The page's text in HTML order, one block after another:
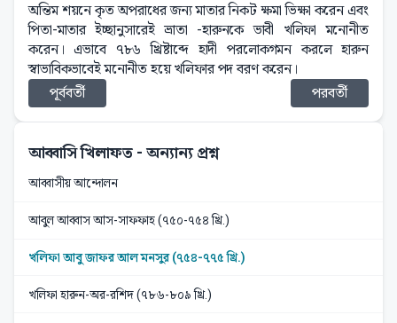
অন্তিম শয়নে কৃত অপরাধের জন্য মাতার নিকট ক্ষমা ভিক্ষা করেন এবং
পিতা-মাতার ইচ্ছানুসারেই ভ্রাতা -হারুনকে ভাবী খলিফা মনোনীত
করেন। এভাবে ৭৮৬ খ্রিষ্টাব্দে হাদী পরলোকগমন করলে হারুন
স্বাভাবিকভাবেই মনোনীত হয়ে খলিফার পদ বরণ করেন।
পূর্ববর্তী
পরবর্তী
আব্বাসি খিলাফত - অন্যান্য প্রশ্ন
আব্বাসীয় আন্দোলন
আবুল আব্বাস আস-সাফফাহ (৭৫০-৭৫৪ খ্রি.)
খলিফা আবু জাফর আল মনসুর (৭৫৪-৭৭৫ খ্রি.)
খলিফা হারুন-অর-রশিদ (৭৮৬-৮০৯ খ্রি.)